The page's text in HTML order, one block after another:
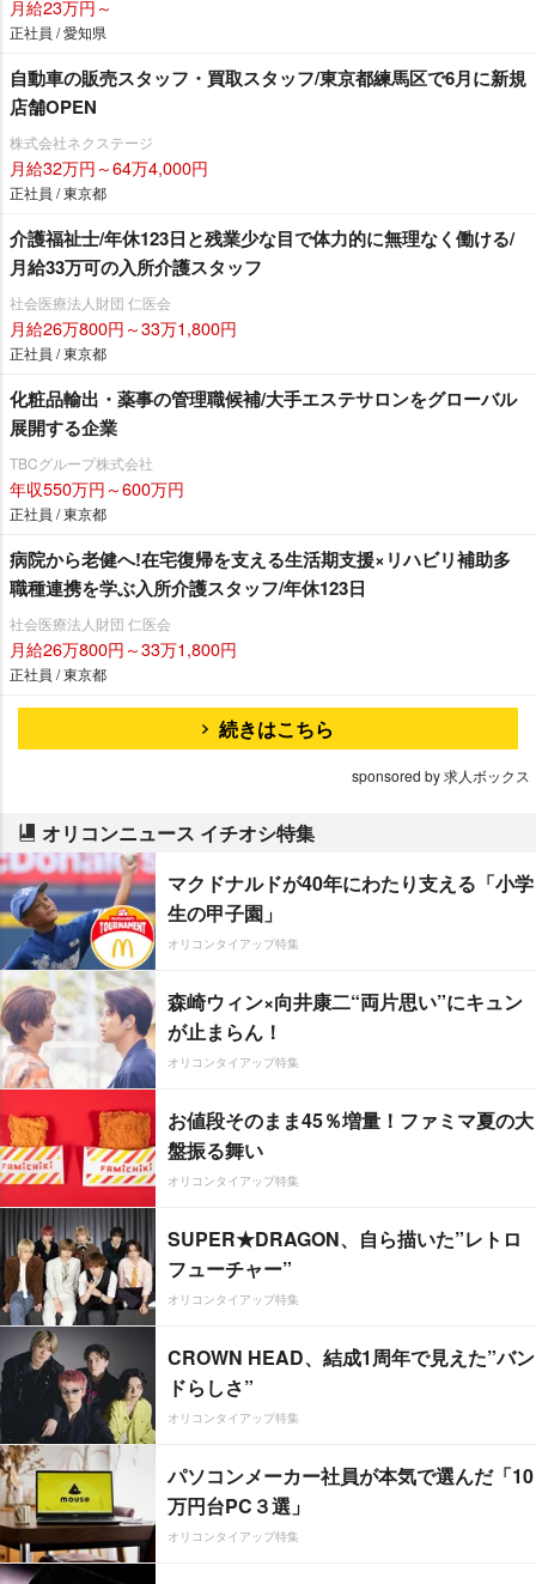
月給23万円～
正社員 / 愛知県
自動車の販売スタッフ・買取スタッフ/東京都練馬区で6月に新規
店舗OPEN
株式会社ネクステージ
月給32万円～64万4,000円
正社員 / 東京都
介護福祉士/年休123日と残業少な目で体力的に無理なく働ける/
月給33万可の入所介護スタッフ
社会医療法人財団 仁医会
月給26万800円～33万1,800円
正社員 / 東京都
化粧品輸出・薬事の管理職候補/大手エステサロンをグローバル
展開する企業
TBCグループ株式会社
年収550万円～600万円
正社員 / 東京都
病院から老健へ!在宅復帰を支える生活期支援×リハビリ補助多
職種連携を学ぶ入所介護スタッフ/年休123日
社会医療法人財団 仁医会
月給26万800円～33万1,800円
正社員 / 東京都
続きはこちら
sponsored by 求人ボックス
オリコンニュース イチオシ特集
マクドナルドが40年にわたり支える「小学
生の甲子園」
オリコンタイアップ特集
森崎ウィン×向井康二“両片思い”にキュン
が止まらん！
オリコンタイアップ特集
お値段そのまま45％増量！ファミマ夏の大
盤振る舞い
オリコンタイアップ特集
SUPER★DRAGON、自ら描いた”レトロ
フューチャー”
オリコンタイアップ特集
CROWN HEAD、結成1周年で見えた”バン
ドらしさ”
オリコンタイアップ特集
パソコンメーカー社員が本気で選んだ「10
万円台PC３選」
オリコンタイアップ特集